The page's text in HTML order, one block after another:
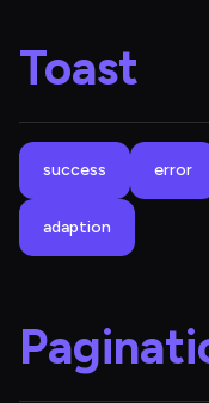
Toast
success error
adaption